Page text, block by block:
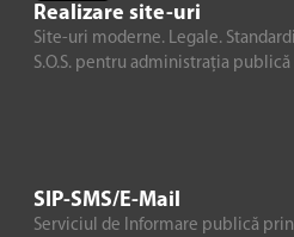
Realizare site-uri
Site-uri moderne. Legale.
S.O.S. pentru administrația publică
SIP-SMS/E-Mail
Serviciul de Informare publică